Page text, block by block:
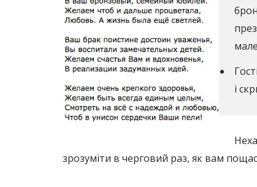
і
зрозуміти в черговий раз, як вам